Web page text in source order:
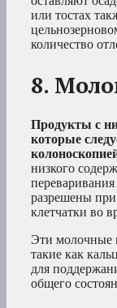
или тостах
количество
8.
Продукты с
которые
низкого
разрешены
клетчатки во
Эти молочные
такие как
для
общего